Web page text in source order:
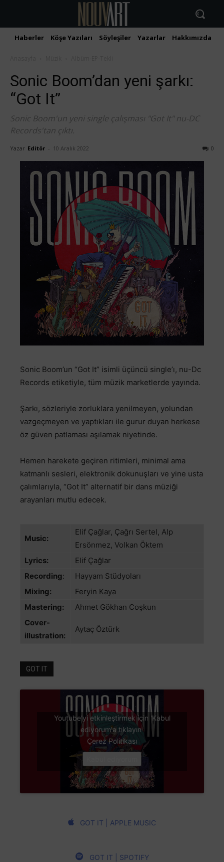
Haberler Köşe Yazıları Söyleşiler Yazarlar Hakkımızda
Sonic Boom’dan yeni şarkı:
“Got It”
Sonic Boom'un yeni single çalışması "Got It" nu-DC
Records'tan çıktı.
Yazar Editör - 10 Aralık 2022 0
Sonic Boom’un “Got It” isimli üçüncü single’ı, nu-Dc
Records etiketiyle, tüm müzik marketlerde yayında.
Şarkı, sözleriyle zorluklara yenilmeyen, yolundan
vazgeçmeyen ve yaptıkları ile gurur duyan herkese
öz güven patlaması aşılamak niyetinde.
Hemen harekete geçiren ritimleri, minimal ama
katmanlı sesleri, elektronik dokunuşları ve yine usta
çalımlarıyla, “Got It” alternatif bir dans müziği
arayanları mutlu edecek.
Music:
Elif Çağlar, Çağrı Sertel, Alp
Ersönmez, Volkan Öktem
Lyrics:
Elif Çağlar
Recording:
Hayyam Stüdyoları
Mixing:
Feryin Kaya
Mastering:
Ahmet Gökhan Coşkun
Cover-
illustration:
Aytaç Öztürk
GOT IT
Youtube'yi etkinleştirmek için 'Kabul
ediyorum'a tıklayın
Çerez Politikası
GOT IT | APPLE MUSIC
GOT IT | SPOTIFY